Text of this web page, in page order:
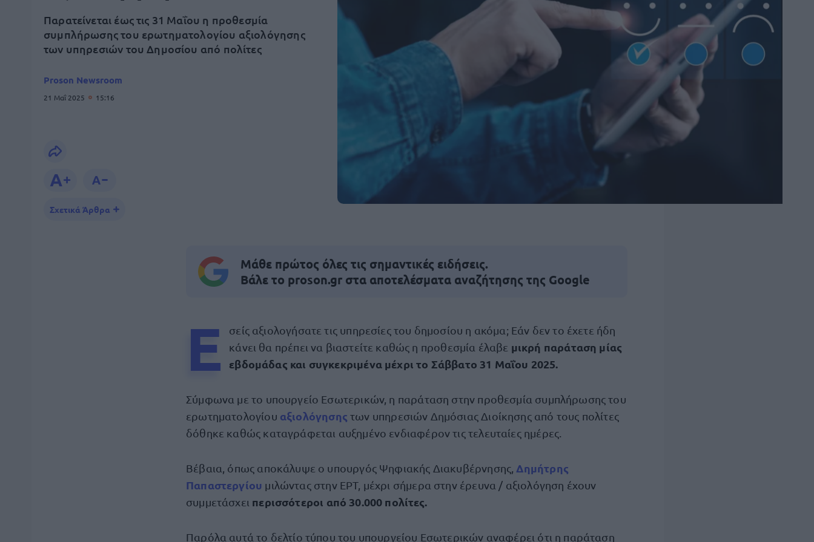
Παρατείνεται έως τις 31 Μαΐου η προθεσμία
συμπλήρωσης του ερωτηματολογίου αξιολόγησης
των υπηρεσιών του Δημοσίου από πολίτες
Proson Newsroom
21 Μαΐ 2025 15:16
Σχετικά Άρθρα
Μάθε πρώτος όλες τις σημαντικές ειδήσεις.
Βάλε το proson.gr στα αποτελέσματα αναζήτησης της Google
Ε
σείς αξιολογήσατε τις υπηρεσίες του δημοσίου η ακόμα; Εάν δεν το έχετε ήδη
κάνει θα πρέπει να βιαστείτε καθώς η προθεσμία έλαβε μικρή παράταση μίας
εβδομάδας και συγκεκριμένα μέχρι το Σάββατο 31 Μαΐου 2025.
Σύμφωνα με το υπουργείο Εσωτερικών, η παράταση στην προθεσμία συμπλήρωσης του
ερωτηματολογίου αξιολόγησηςτων υπηρεσιών Δημόσιας Διοίκησης από τους πολίτες
δόθηκε καθώς καταγράφεται αυξημένο ενδιαφέρον τις τελευταίες ημέρες.
Βέβαια, όπως αποκάλυψε ο υπουργός Ψηφιακής Διακυβέρνησης, Δημήτρης
Παπαστεργίου μιλώντας στην ΕΡΤ, μέχρι σήμερα στην έρευνα / αξιολόγηση έχουν
συμμετάσχει περισσότεροι από 30.000 πολίτες.
Παρόλα αυτά το δελτίο τύπου του υπουργείου Εσωτερικών αναφέρει ότι η παράταση